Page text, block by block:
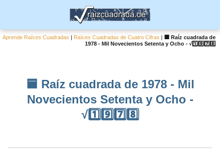
Aprende Raíces Cuadradas | Raíces Cuadradas de Cuatro Cifras |
🟦 Raíz cuadrada de
1978 - Mil Novecientos Setenta y Ocho - √1️⃣9️⃣7️⃣8️⃣
🟦 Raíz cuadrada de 1978 - Mil
Novecientos Setenta y Ocho -
√1️⃣9️⃣7️⃣8️⃣